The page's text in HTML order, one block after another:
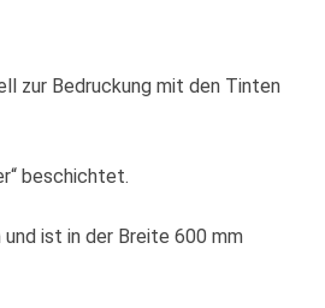
zur Bedruckung mit den Tinten
beschichtet.
ist in der Breite 600 mm